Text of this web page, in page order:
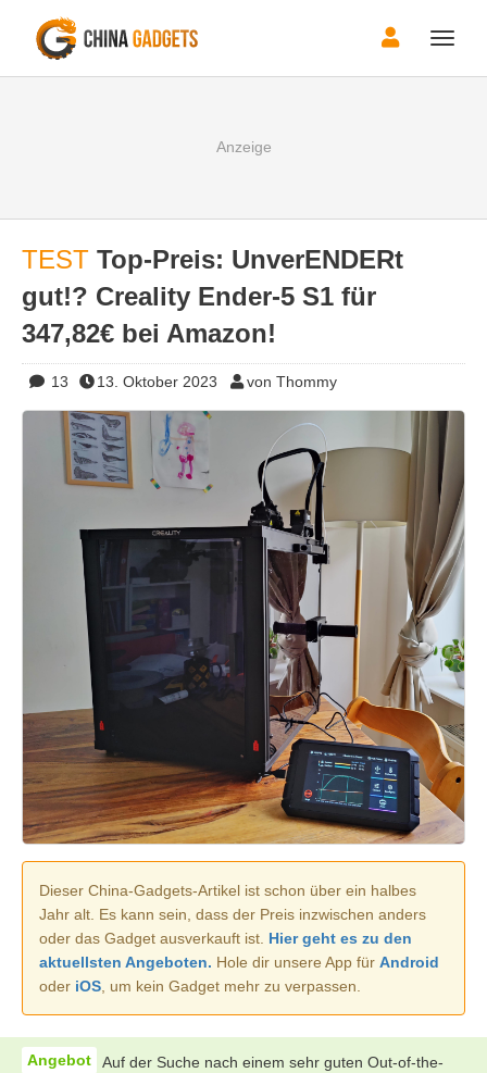
Toggle
TEST Top-Preis: UnverENDERt
gut!? Creality Ender-5 S1 für
347,82€ bei Amazon!
13 13. Oktober 2023 von Thommy
Dieser China-Gadgets-Artikel ist schon über ein halbes
Jahr alt. Es kann sein, dass der Preis inzwischen anders
oder das Gadget ausverkauft ist. Hier geht es zu den
aktuellsten Angeboten. Hole dir unsere App für Android
oder iOS , um kein Gadget mehr zu verpassen.
Auf der Suche nach einem sehr guten Out-of-the-